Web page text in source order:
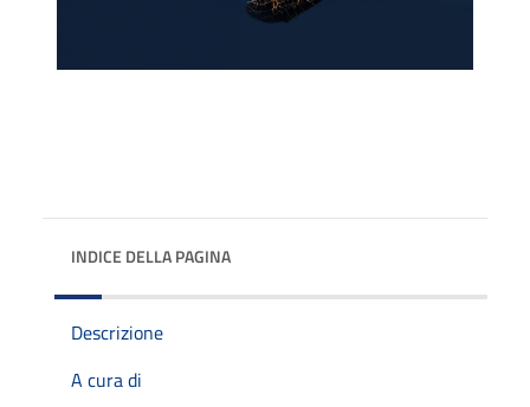
INDICE DELLA PAGINA
Descrizione
A cura di